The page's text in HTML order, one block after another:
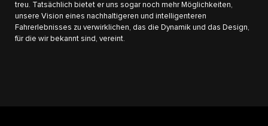
treu. Tatsächlich bietet er uns sogar noch mehr Möglichkeiten,
unsere Vision eines nachhaltigeren und intelligenteren
Fahrerlebnisses zu verwirklichen, das die Dynamik und das Design,
für die wir bekannt sind, vereint.